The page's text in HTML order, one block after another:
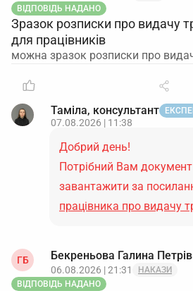
ВІДПОВІДЬ НАДАНО
Зразок розписки про видачу
для працівників
можна зразок розписки про
Таміла, консультант
07.08.2026 | 11:38
Добрий день!
Потрібний Вам
завантажити за
працівника про видачу
ГБ Бекреньова Галина
06.08.2026 | 21:31
НАКАЗИ
ВІДПОВІДЬ НАДАНО